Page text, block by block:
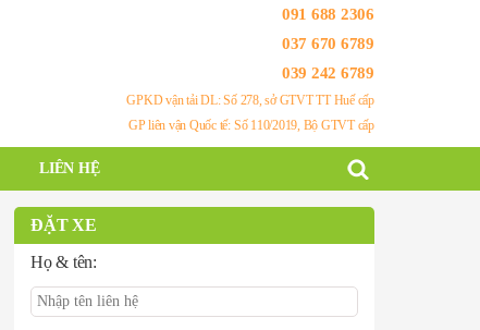
091 688 2306
037 670 6789
039 242 6789
GPKD vận tải DL: Số 278, sở GTVT TT Huế cấp
GP liên vận Quốc tế: Số 110/2019, Bộ GTVT cấp
LIÊN HỆ
ĐẶT XE
Họ & tên: